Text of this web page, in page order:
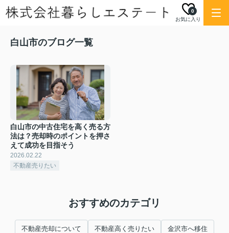
お気に入り
0
白山市のブログ一覧
白山市の中古住宅を高く売る方
法は？売却時のポイントを押さ
えて成功を目指そう
2026.02.22
不動産売りたい
おすすめのカテゴリ
不動産売却について 不動産高く売りたい 金沢市へ移住